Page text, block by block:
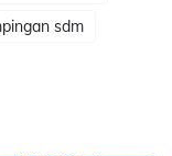
sdm